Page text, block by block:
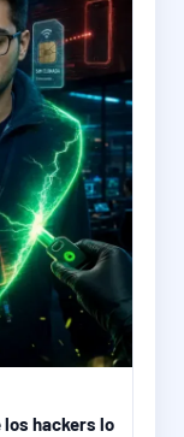
los hackers lo